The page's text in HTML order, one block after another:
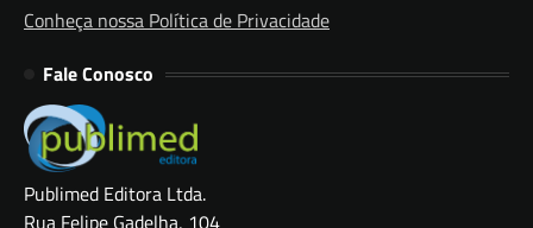
Conheça nossa Política de Privacidade
Fale Conosco
Publimed Editora Ltda.
Rua Felipe Gadelha, 104